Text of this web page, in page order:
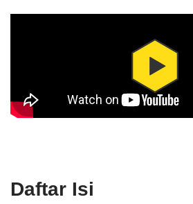
Daftar Isi